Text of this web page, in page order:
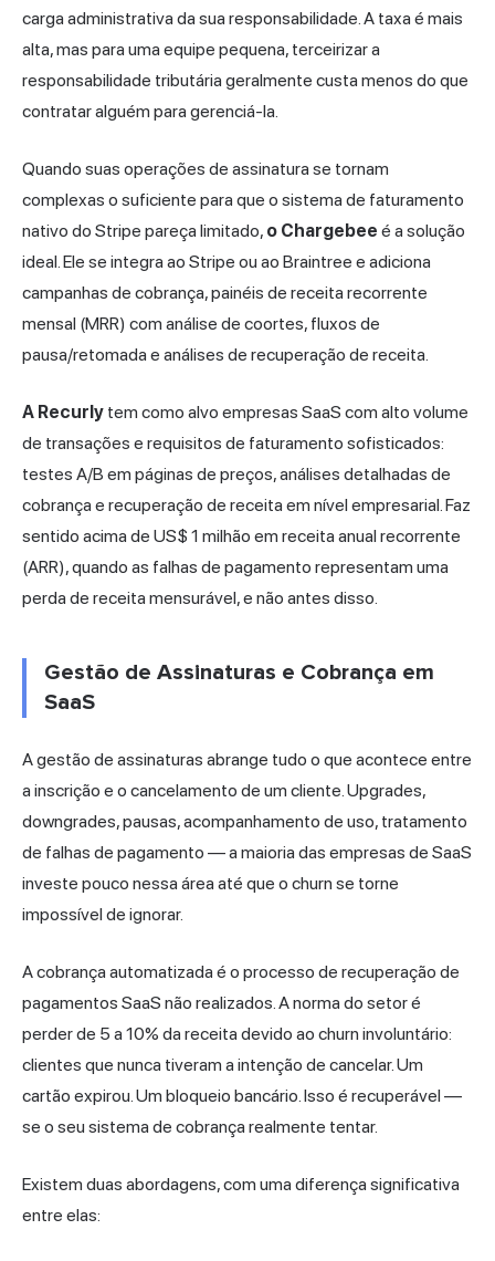
carga administrativa da sua responsabilidade. A taxa é mais
alta, mas para uma equipe pequena, terceirizar a
responsabilidade tributária geralmente custa menos do que
contratar alguém para gerenciá-la.
Quando suas operações de assinatura se tornam
complexas o suficiente para que o sistema de faturamento
nativo do Stripe pareça limitado, o Chargebee é a solução
ideal. Ele se integra ao Stripe ou ao Braintree e adiciona
campanhas de cobrança, painéis de receita recorrente
mensal (MRR) com análise de coortes, fluxos de
pausa/retomada e análises de recuperação de receita.
A Recurly tem como alvo empresas SaaS com alto volume
de transações e requisitos de faturamento sofisticados:
testes A/B em páginas de preços, análises detalhadas de
cobrança e recuperação de receita em nível empresarial. Faz
sentido acima de US$ 1 milhão em receita anual recorrente
(ARR), quando as falhas de pagamento representam uma
perda de receita mensurável, e não antes disso.
Gestão de Assinaturas e Cobrança em
SaaS
A gestão de assinaturas abrange tudo o que acontece entre
a inscrição e o cancelamento de um cliente. Upgrades,
downgrades, pausas, acompanhamento de uso, tratamento
de falhas de pagamento — a maioria das empresas de SaaS
investe pouco nessa área até que o churn se torne
impossível de ignorar.
A cobrança automatizada é o processo de recuperação de
pagamentos SaaS não realizados. A norma do setor é
perder de 5 a 10% da receita devido ao churn involuntário:
clientes que nunca tiveram a intenção de cancelar. Um
cartão expirou. Um bloqueio bancário. Isso é recuperável —
se o seu sistema de cobrança realmente tentar.
Existem duas abordagens, com uma diferença significativa
entre elas: